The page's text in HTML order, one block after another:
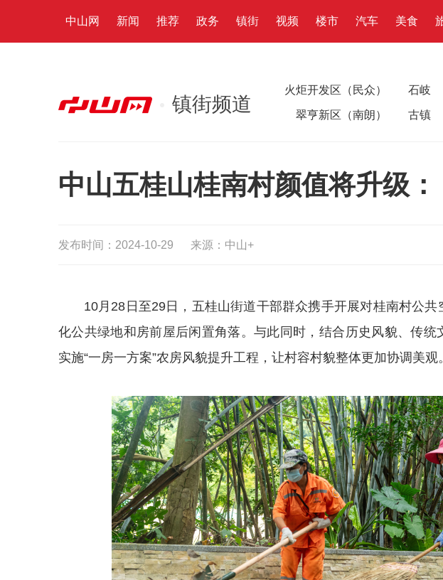
中山网 新闻 推荐 政务 镇街 视频 楼市 汽车 美食
镇街频道
火炬开发区（民众） 石岐
翠亨新区（南朗） 古镇
中山五桂山桂南村颜值将升级
发布时间：2024-10-29 来源：中山+
10月28日至29日，五桂山街道干部群众携手开展对桂南村公
化公共绿地和房前屋后闲置角落。与此同时，结合历史风貌、传统
实施“一房一方案”农房风貌提升工程，让村容村貌整体更加协调美观。